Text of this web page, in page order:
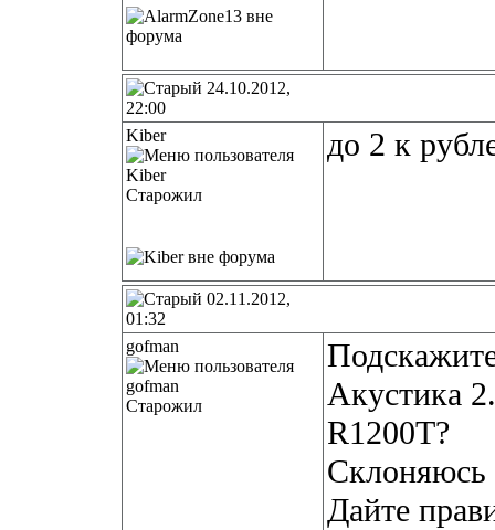
24.10.2012,
22:00
Kiber
Старожил
до 2 к
02.11.2012,
01:32
gofman
Старожил
Акустика
R1200T?
Склоняюсь
Дайте